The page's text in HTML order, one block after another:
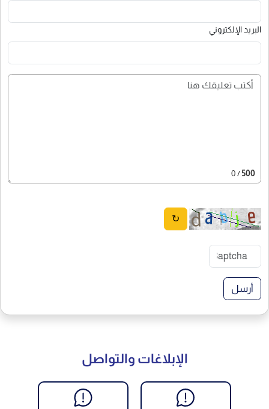
البريد الإلكتروني
500
/ 0
↻
أرسل
الإبلاغات والتواصل